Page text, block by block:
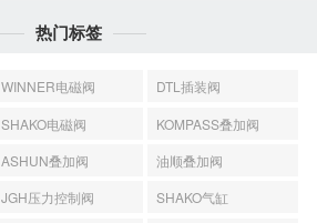
热门标签
WINNER电磁阀
DTL插装阀
SHAKO电磁阀
KOMPASS叠加阀
ASHUN叠加阀
油顺叠加阀
JGH压力控制阀
SHAKO气缸